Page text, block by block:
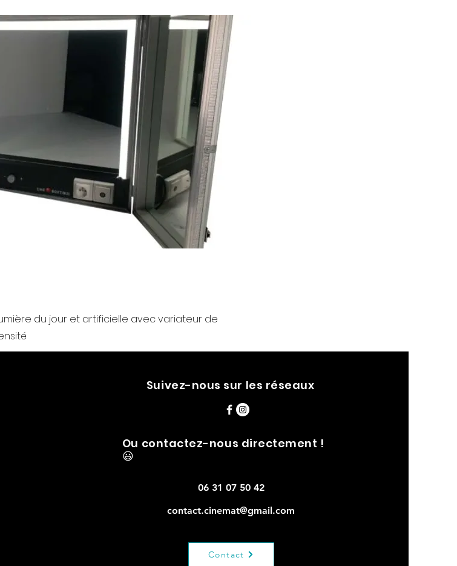
du jour et artificielle avec variateur de
Suivez-nous sur les réseaux
Ou contactez-nous directement !
😃
06 31 07 50 42
contact.cinemat@gmail.com
Contact